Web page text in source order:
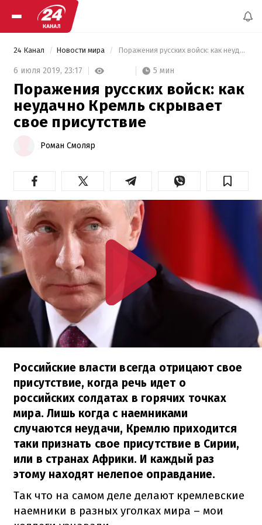
24 Канал Новости мира Поражения русских войск: как неудачно Кремль скрывает свое присутствие
6 июля 2019, 23:17 5 мин
Поражения русских войск: как
неудачно Кремль скрывает
свое присутствие
Роман Смоляр
Российские власти всегда отрицают свое
присутствие, когда речь идет о
российских солдатах в горячих точках
мира. Лишь когда с наемниками
случаются неудачи, Кремлю приходится
таки признать свое присутствие в Сирии,
или в странах Африки. И каждый раз
этому находят нелепое оправдание.
Так что на самом деле делают кремлевские
наемники в разных уголках мира – мои